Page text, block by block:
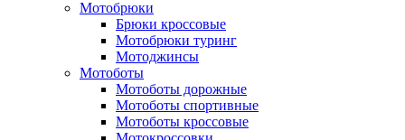
Мотобрюки
Брюки кроссовые
Мотобрюки туринг
Мотоджинсы
Мотоботы
Мотоботы дорожные
Мотоботы спортивные
Мотоботы кроссовые